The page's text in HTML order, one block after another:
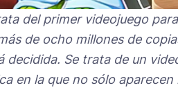
del primer videojuego
de ocho millones de
decidida. Se trata de un
en la que no sólo aparecen